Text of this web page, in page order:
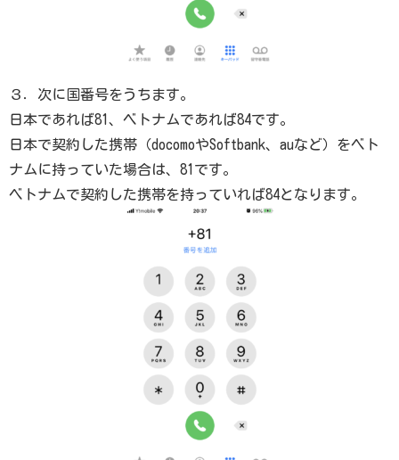
３．次に国番号をうちます。
日本であれば81、ベトナムであれば84です。
日本で契約した携帯（docomoやSoftbank、auなど）をベト
ナムに持っていた場合は、81です。
ベトナムで契約した携帯を持っていれば84となります。